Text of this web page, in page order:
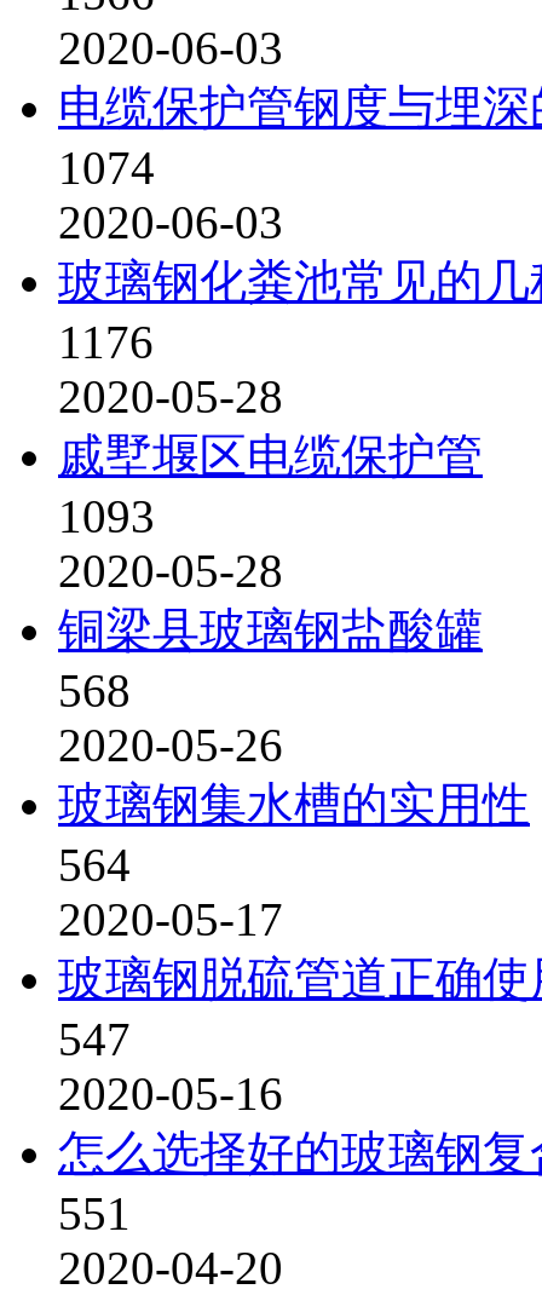
2020-06-03
电缆保护管钢度与埋
1074
2020-06-03
玻璃钢化粪池常见的
1176
2020-05-28
戚墅堰区电缆保护管
1093
2020-05-28
铜梁县玻璃钢盐酸罐
568
2020-05-26
玻璃钢集水槽的实用性
564
2020-05-17
玻璃钢脱硫管道正确
547
2020-05-16
怎么选择好的玻璃钢复
551
2020-04-20